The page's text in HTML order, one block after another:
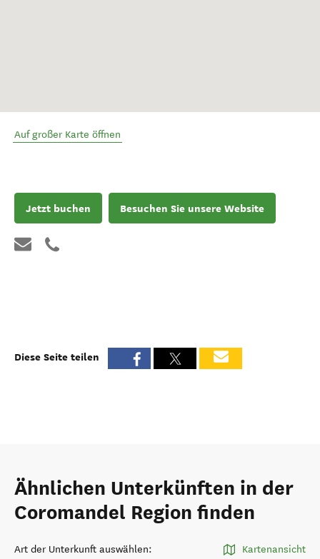
Auf großer Karte öffnen
Jetzt buchen Besuchen Sie unsere Website
Diese Seite teilen
Ähnlichen Unterkünften in der
Coromandel Region finden
Art der Unterkunft auswählen: Kartenansicht